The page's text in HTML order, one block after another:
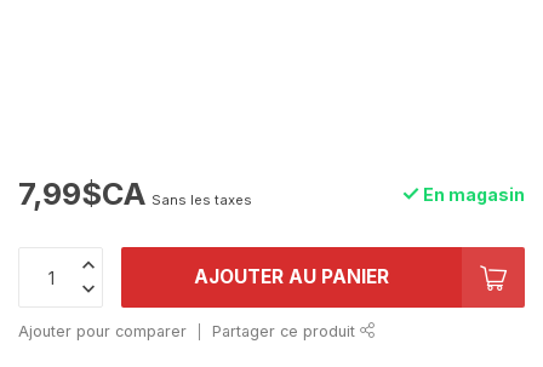
7,99$CA Sans les taxes En magasin
AJOUTER AU PANIER
Ajouter pour comparer Partager ce produit